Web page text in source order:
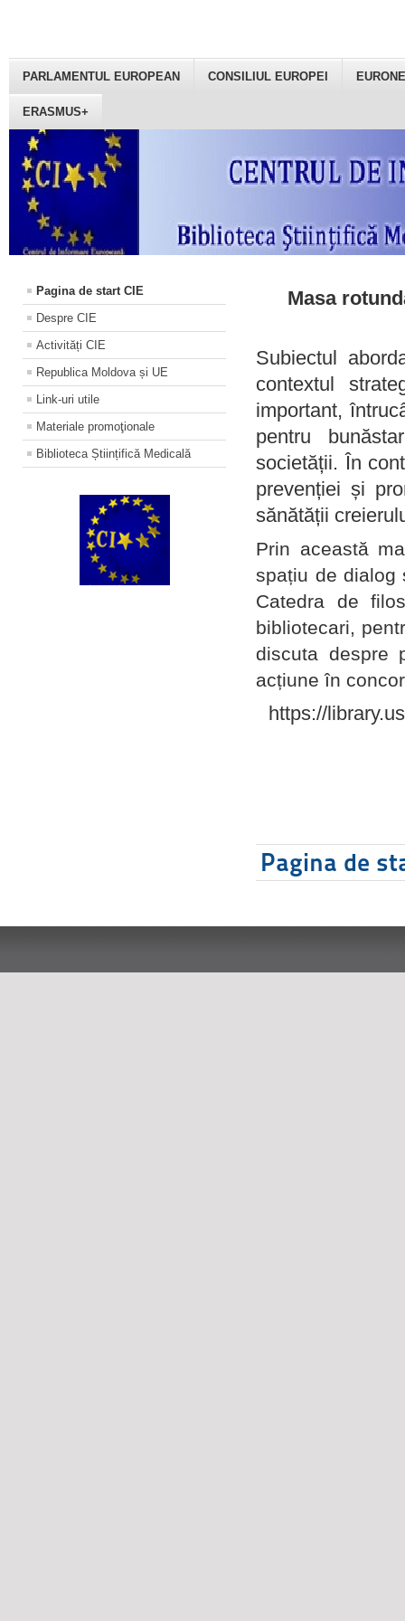
PARLAMENTUL EUROPEAN CONSILIUL EUROPEI
ERASMUS+
Pagina de start CIE
Despre CIE
Activități CIE
Republica Moldova și UE
Link-uri utile
Materiale promoţionale
Biblioteca Științifică Medicală
Masa
Subiectul
contextul
important,
pentru
societății. În
prevenției și
sănătății
Prin această
spațiu de dialog
Catedra de
bibliotecari,
discuta despre
acțiune în
https://
Pagina de